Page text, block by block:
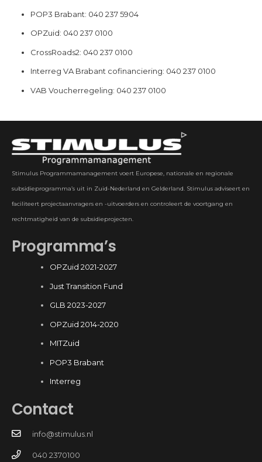
POP3 Brabant: 040 237 5904
OPZuid: 040 237 0100
CrossRoads2: 040 237 0100
Interreg VA Brabant cofinanciering: 040 237 0100
VAB Voucherregeling: 040 237 0100
Stimulus Programmamanagement voert Europese, nationale en regionale
subsidieprogramma’s uit in Zuid-Nederland en Gelderland. Stimulus adviseert en
faciliteert projectaanvragers en -uitvoerders en controleert de voortgang en
rechtmatigheid van de subsidieprojecten.
Programma’s
OPZuid 2021-2027
Just Transition Fund
GLB 2023-2027
OPZuid 2014-2020
MITZuid
POP3 Brabant
Interreg
Contact
info@stimulus.nl
040 2370100